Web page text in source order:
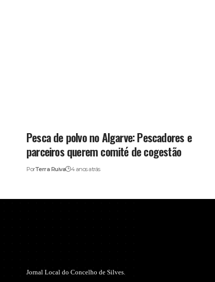
Pesca de polvo no Algarve: Pescadores e
parceiros querem comité de cogestão
PorTerra Ruiva 4 anos atrás
Jornal Local do Concelho de Silves.